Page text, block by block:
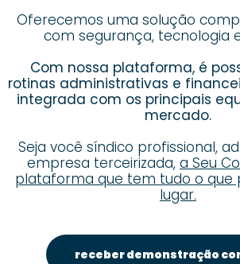
Oferecemos uma solução
com segurança, tecnologia
Com nossa plataforma, é
rotinas administrativas e
integrada com os principais
mercado.
Seja você síndico profissional,
empresa terceirizada, a Seu
plataforma que tem tudo o que
lugar.
receber demonstração